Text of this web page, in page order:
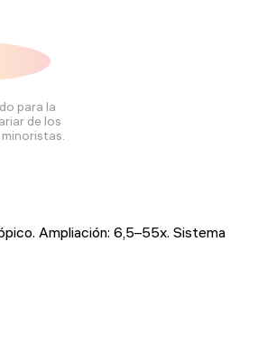
para la
de los
Ampliación: 6,5–55x. Sistema